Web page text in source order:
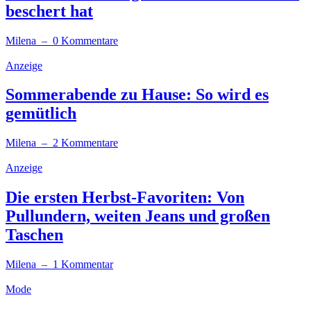
beschert hat
Milena – 0 Kommentare
Anzeige
Sommerabende zu Hause: So wird es
gemütlich
Milena – 2 Kommentare
Anzeige
Die ersten Herbst-Favoriten: Von
Pullundern, weiten Jeans und großen
Taschen
Milena – 1 Kommentar
Mode